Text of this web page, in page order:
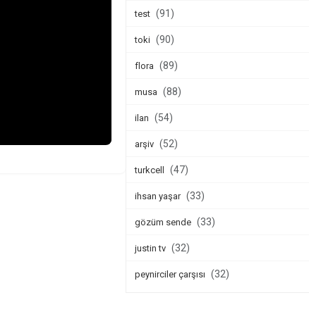
test (91)
toki (90)
flora (89)
musa (88)
ilan (54)
arşiv (52)
turkcell (47)
ihsan yaşar (33)
gözüm sende (33)
justin tv (32)
peynirciler çarşısı (32)